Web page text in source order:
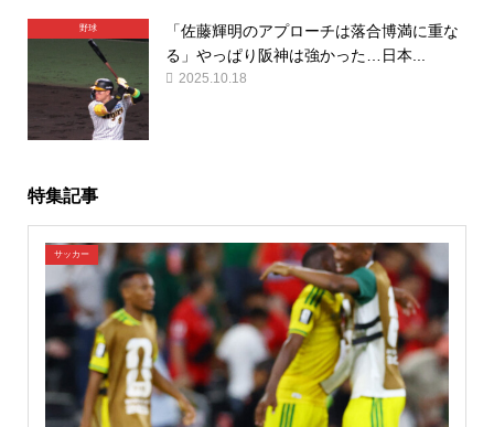
野球
「佐藤輝明のアプローチは落合博満に重な
る」やっぱり阪神は強かった…日本...
2025.10.18
特集記事
サッカー